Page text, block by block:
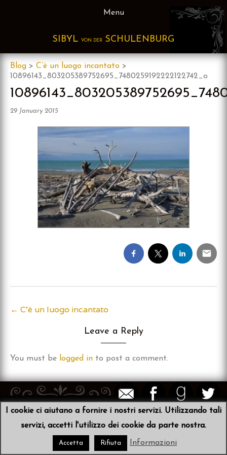
Menu
SIBYL VON DER SCHULENBURG
Blog > C’è un luogo incantato >
10896143_803205389752695_7480259192222122742_o
29 January 2015
Post
← C’è un luogo incantato
Leave a Reply
You must be logged in to post a comment.
I cookie ci aiutano a fornire i nostri servizi. Utilizzando tali
servizi, accetti l'utilizzo dei cookie da parte nostra.
Accetta Rifiuta Informazioni